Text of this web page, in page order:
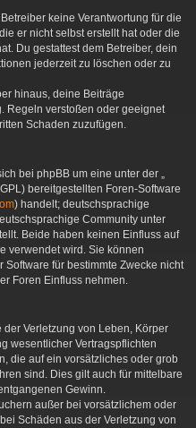
keine Verantwortung für die
er nicht selbst erstellt hat oder die
Du gestattest dem Betreiber, dein
jederzeit zu löschen oder zu
hinaus, deine Beiträge
Regeln verstoßen oder geeignet
Schaden zuzufügen.
bei phpBB um eine unter der „
bereitgestellten Foren-Software
) handelt; deutschsprachige
Community unter
Beide haben keinen Einfluss auf
verwendet wird. Sie können
für bestimmte Zwecke nicht
Foren Einfluss nehmen.
der Verletzung von Leben, Körper
wesentlicher Vertragspflichten
die auf ein vorsätzliches oder grob
sind. Dies gilt auch für mittelbare
Gewinn.
außer bei vorsätzlichem oder
Schäden aus der Verletzung von